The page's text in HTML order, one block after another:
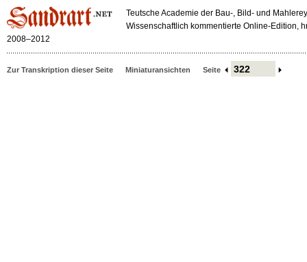
Teutsche Academie der Bau-, Bild- und
Wissenschaftlich kommentierte Online-Edition,
2008–2012
Zur Transkription dieser Seite Miniaturansichten Seite